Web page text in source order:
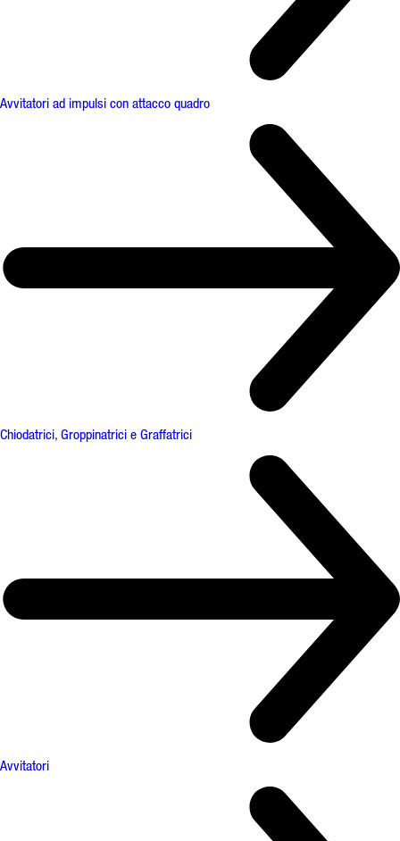
Avvitatori ad impulsi con attacco quadro
Chiodatrici, Groppinatrici e Graffatrici
Avvitatori